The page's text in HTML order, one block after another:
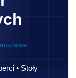
• Stoły